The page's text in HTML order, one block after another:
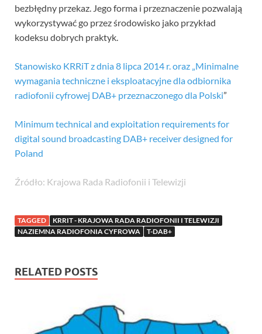
bezbłędny przekaz. Jego forma i przeznaczenie pozwalają
wykorzystywać go przez środowisko jako przykład
kodeksu dobrych praktyk.
Stanowisko KRRiT z dnia 8 lipca 2014 r. oraz „Minimalne
wymagania techniczne i eksploatacyjne dla odbiornika
radiofonii cyfrowej DAB+ przeznaczonego dla Polski”
Minimum technical and exploitation requirements for
digital sound broadcasting DAB+ receiver designed for
Poland
Źródło: Krajowa Rada Radiofonii i Telewizji
TAGGED
KRRIT - KRAJOWA RADA RADIOFONII I TELEWIZJI
NAZIEMNA RADIOFONIA CYFROWA
T-DAB+
RELATED POSTS